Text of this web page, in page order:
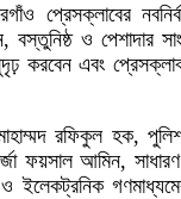
প্রেসক্লাবের
ও পেশাদার
করবেন এবং
রফিকুল হক,
ফয়সাল আমিন,
ইলেকট্রনিক